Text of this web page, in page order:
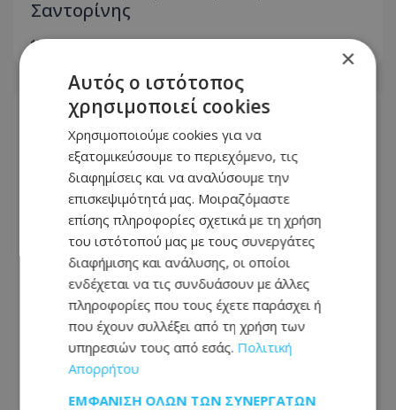
Σαντορίνης
Ανδρομάχη: Σταμάτησε live της λόγω
προβλήματος υγείας – «Ένα μεγάλο
×
Αυτός ο ιστότοπος
χρησιμοποιεί cookies
Χρησιμοποιούμε cookies για να
εξατομικεύσουμε το περιεχόμενο, τις
διαφημίσεις και να αναλύσουμε την
επισκεψιμότητά μας. Μοιραζόμαστε
επίσης πληροφορίες σχετικά με τη χρήση
του ιστότοπού μας με τους συνεργάτες
διαφήμισης και ανάλυσης, οι οποίοι
ενδέχεται να τις συνδυάσουν με άλλες
πληροφορίες που τους έχετε παράσχει ή
που έχουν συλλέξει από τη χρήση των
υπηρεσιών τους από εσάς. Πολιτική
Απορρήτου
ΕΜΦΆΝΙΣΗ ΌΛΩΝ ΤΩΝ ΣΥΝΕΡΓΑΤΏΝ